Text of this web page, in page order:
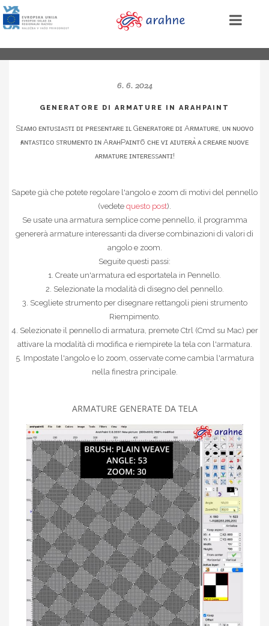
6. 6. 2024
GENERATORE DI ARMATURE IN ARAHPAINT
Sɪᴀᴍᴏ ᴇɴᴛᴜsɪᴀsᴛɪ ᴅɪ ᴘʀᴇsᴇɴᴛᴀʀᴇ ɪʟ Gᴇɴᴇʀᴀᴛᴏʀᴇ ᴅɪ Aʀᴍᴀᴛᴜʀᴇ, ᴜɴ ɴᴜᴏᴠᴏ
ғᴀɴᴛᴀsᴛɪᴄᴏ sᴛʀᴜᴍᴇɴᴛᴏ ɪɴ AʀᴀʜPᴀɪɴᴛ6 ᴄʜᴇ ᴠɪ ᴀɪᴜᴛᴇʀᴀ̀ ᴀ ᴄʀᴇᴀʀᴇ ɴᴜᴏᴠᴇ
ᴀʀᴍᴀᴛᴜʀᴇ ɪɴᴛᴇʀᴇssᴀɴᴛɪ!
Sapete già che potete regolare l'angolo e zoom di motivi del pennello
(vedete questo post).
Se usate una armatura semplice come pennello, il programma
genererà armature interessanti da diverse combinazioni di valori di
angolo e zoom.
Seguite questi passi:
1. Create un'armatura ed esportatela in Pennello.
2. Selezionate la modalità di disegno del pennello.
3. Scegliete strumento per disegnare rettangoli pieni strumento
Riempimento.
4. Selezionate il pennello di armatura, premete Ctrl (Cmd su Mac) per
attivare la modalità di modifica e riempirete la tela con l'armatura.
5. Impostate l'angolo e lo zoom, osservate come cambia l'armatura
nella finestra principale.
ARMATURE GENERATE DA TELA